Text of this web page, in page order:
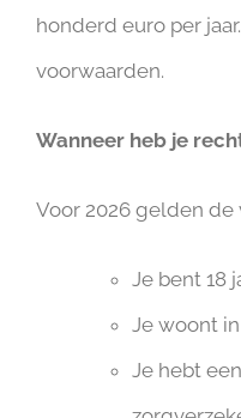
honderd euro per
voorwaarden.
Wanneer heb je
Voor 2026 gelden
Je bent 18
Je woont
Je hebt